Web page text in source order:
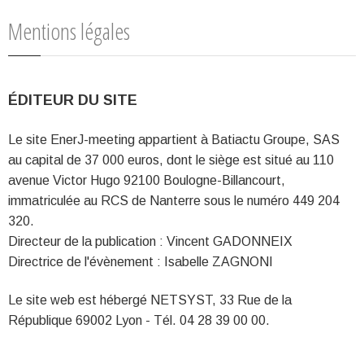
Mentions légales
ÉDITEUR DU SITE
Le site EnerJ-meeting appartient à Batiactu Groupe, SAS
au capital de 37 000 euros, dont le siège est situé au 110
avenue Victor Hugo 92100 Boulogne-Billancourt,
immatriculée au RCS de Nanterre sous le numéro 449 204
320.
Directeur de la publication : Vincent GADONNEIX
Directrice de l'évènement : Isabelle ZAGNONI
Le site web est hébergé NETSYST, 33 Rue de la
République 69002 Lyon - Tél. 04 28 39 00 00.